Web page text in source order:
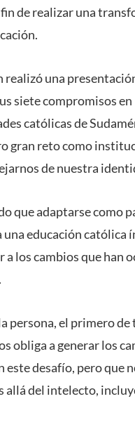
de realizar una
una
siete compromisos
católicas de
gran reto como
de nuestra
que adaptarse como
educación católica
los cambios que han
persona, el primero de
obliga a generar los
desafío, pero que
del intelecto,